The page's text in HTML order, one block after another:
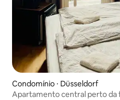
Condomínio ⋅ Düsseldorf
Apartamento central perto da